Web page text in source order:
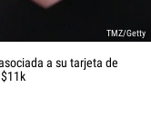
TMZ/Getty
a su tarjeta de